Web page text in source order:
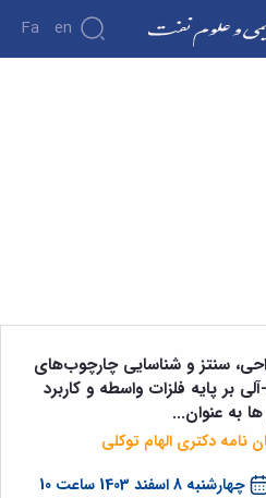
Fa En
شیمی و علوم نفت
چهارشنبه 8 اسفند 1403 ساعت 10
سنتز و شناسایی چارچوب‌های
آلی بر پایه فلزات واسطه و کاربرد
به عنوان...
نامه دکتری الهام توکلی